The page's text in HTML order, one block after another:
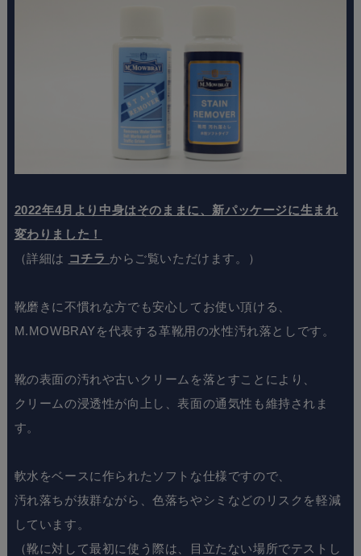
2022年4月より中身はそのままに、新パッケージに生まれ
変わりました！
（詳細は コチラ からご覧いただけます。）
靴磨きに不慣れな方でも安心してお使い頂ける、
M.MOWBRAYを代表する革靴用の水性汚れ落としです。
靴の表面の汚れや古いクリームを落とすことにより、
クリームの浸透性が向上し、表面の通気性も維持されま
す。
軟水をベースに作られたソフトな仕様ですので、
汚れ落ちが抜群ながら、色落ちやシミなどのリスクを軽減
しています。
（靴に対して最初に使う際は、目立たない場所でテストし